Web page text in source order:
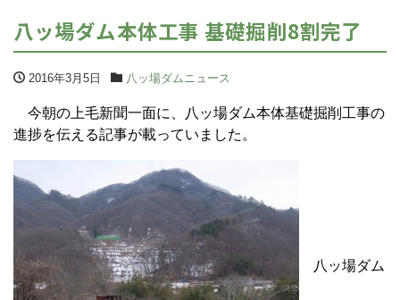
八ッ場ダム本体工事 基礎掘削8割完了
2016年3月5日 八ッ場ダムニュース
今朝の上毛新聞一面に、八ッ場ダム本体基礎掘削工事の
進捗を伝える記事が載っていました。
八ッ場ダム